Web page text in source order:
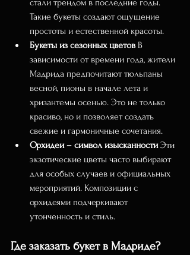
стали трендом в последние годы.
Такие букеты создают ощущение
простоты и естественной красоты.
Букеты из сезонных цветов В
зависимости от времени года, жители
Мадрида предпочитают тюльпаны
весной, пионы в начале лета и
хризантемы осенью. Это не только
красиво, но и позволяет создать
свежие и гармоничные сочетания.
Орхидеи – символ изысканности Эти
экзотические цветы часто выбирают
для особых случаев и официальных
мероприятий. Композиции с
орхидеями подчеркивают
утонченность и стиль.
Где заказать букет в Мадриде?